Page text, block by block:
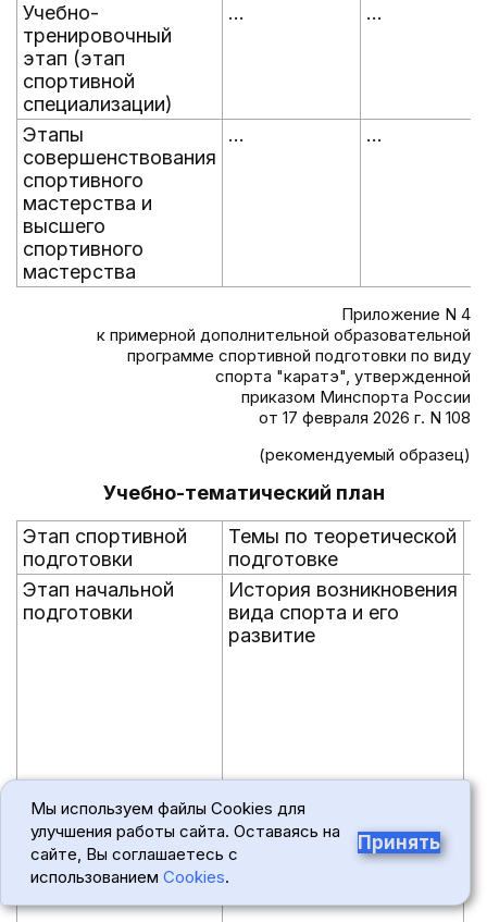
Учебно-
тренировочный
этап (этап
спортивной
специализации)
... ...
Этапы
совершенствования
спортивного
мастерства и
высшего
спортивного
мастерства
... ...
Приложение N 4
к примерной дополнительной образовательной
программе спортивной подготовки по виду
спорта "каратэ", утвержденной
приказом Минспорта России
от 17 февраля 2026 г. N 108
(рекомендуемый образец)
Учебно-тематический план
Этап спортивной
подготовки
Темы по теоретической
подготовке
Этап начальной
подготовки
История возникновения
вида спорта и его
развитие
Физическая культура
как важное средство
физического развития и
Мы используем файлы Cookies для
улучшения работы сайта. Оставаясь на
сайте, Вы соглашаетесь с
использованием Cookies.
Принять